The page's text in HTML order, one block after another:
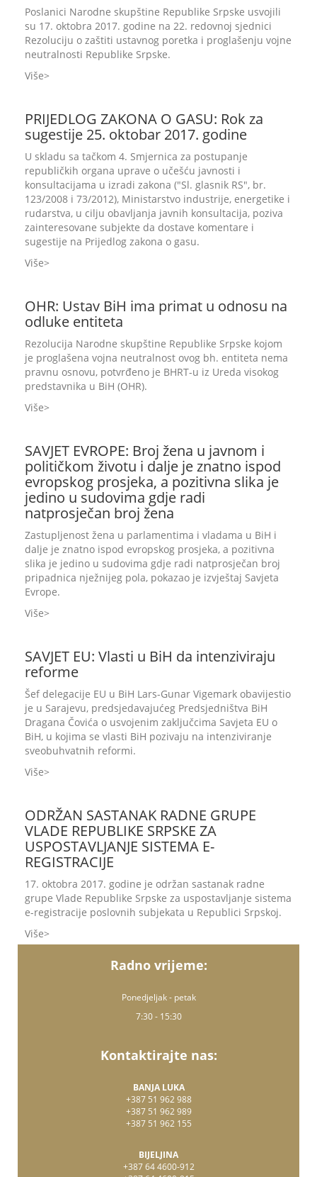
Poslanici Narodne skupštine Republike Srpske usvojili
su 17. oktobra 2017. godine na 22. redovnoj sjednici
Rezoluciju o zaštiti ustavnog poretka i proglašenju vojne
neutralnosti Republike Srpske.
Više
PRIJEDLOG ZAKONA O GASU: Rok za
sugestije 25. oktobar 2017. godine
U skladu sa tačkom 4. Smjernica za postupanje
republičkih organa uprave o učešću javnosti i
konsultacijama u izradi zakona ("Sl. glasnik RS", br.
123/2008 i 73/2012), Ministarstvo industrije, energetike i
rudarstva, u cilju obavljanja javnih konsultacija, poziva
zainteresovane subjekte da dostave komentare i
sugestije na Prijedlog zakona o gasu.
Više
OHR: Ustav BiH ima primat u odnosu na
odluke entiteta
Rezolucija Narodne skupštine Republike Srpske kojom
je proglašena vojna neutralnost ovog bh. entiteta nema
pravnu osnovu, potvrđeno je BHRT-u iz Ureda visokog
predstavnika u BiH (OHR).
Više
SAVJET EVROPE: Broj žena u javnom i
političkom životu i dalje je znatno ispod
evropskog prosjeka, a pozitivna slika je
jedino u sudovima gdje radi
natprosječan broj žena
Zastupljenost žena u parlamentima i vladama u BiH i
dalje je znatno ispod evropskog prosjeka, a pozitivna
slika je jedino u sudovima gdje radi natprosječan broj
pripadnica nježnijeg pola, pokazao je izvještaj Savjeta
Evrope.
Više
SAVJET EU: Vlasti u BiH da intenziviraju
reforme
Šef delegacije EU u BiH Lars-Gunar Vigemark obavijestio
je u Sarajevu, predsjedavajućeg Predsjedništva BiH
Dragana Čovića o usvojenim zaključcima Savjeta EU o
BiH, u kojima se vlasti BiH pozivaju na intenziviranje
sveobuhvatnih reformi.
Više
ODRŽAN SASTANAK RADNE GRUPE
VLADE REPUBLIKE SRPSKE ZA
USPOSTAVLJANJE SISTEMA E-
REGISTRACIJE
17. oktobra 2017. godine je održan sastanak radne
grupe Vlade Republike Srpske za uspostavljanje sistema
e-registracije poslovnih subjekata u Republici Srpskoj.
Više
Radno vrijeme:
Ponedjeljak - petak
7:30 - 15:30
Kontaktirajte nas:
BANJA LUKA
+387 51 962 988
+387 51 962 989
+387 51 962 155
BIJELJINA
+387 64 4600-912